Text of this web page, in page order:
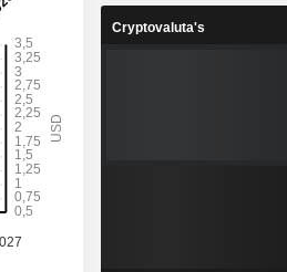
Cryptovaluta's